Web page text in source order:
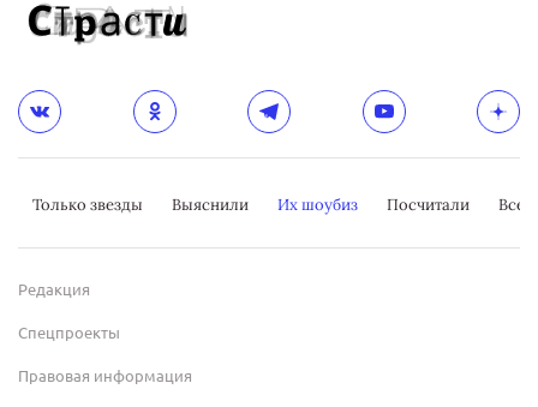
Только звезды Выяснили Их шоубиз Посчитали
Редакция
Спецпроекты
Правовая информация